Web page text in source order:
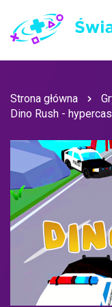
Strona główna
Dino Rush -